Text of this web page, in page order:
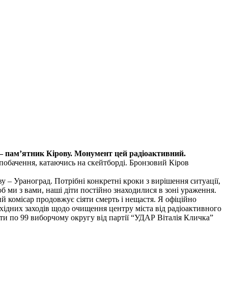
пам’ятник Кірову. Монумент цей радіоактивний.
катаючись на скейтборді. Бронзовий Кіров
Ураноград. Потрібні конкретні кроки з вирішення ситуації,
з вами, наші діти постійно знаходилися в зоні ураження.
комісар продовжує сіяти смерть і нещастя. Я офіційно
заходів щодо очищення центру міста від радіоактивного
по 99 виборчому округу від партії “УДАР Віталія Кличка”